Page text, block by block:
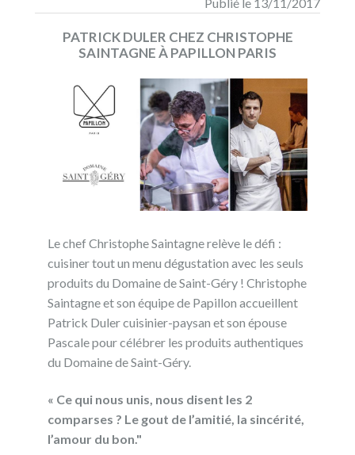
Publié le 13/11/2017
PATRICK DULER CHEZ CHRISTOPHE
SAINTAGNE À PAPILLON PARIS
Le chef Christophe Saintagne relève le défi :
cuisiner tout un menu dégustation avec les seuls
produits du Domaine de Saint-Géry ! Christophe
Saintagne et son équipe de Papillon accueillent
Patrick Duler cuisinier-paysan et son épouse
Pascale pour célébrer les produits authentiques
du Domaine de Saint-Géry.
« Ce qui nous unis, nous disent les 2
comparses ? Le gout de l’amitié, la sincérité,
l’amour du bon."